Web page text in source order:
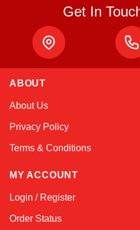
Get In
ABOUT
About Us
Privacy Policy
Terms & Conditions
MY ACCOUNT
Login / Register
Order Status